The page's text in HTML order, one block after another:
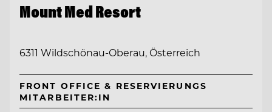
Mount Med Resort
6311 Wildschönau-Oberau, Österreich
FRONT OFFICE & RESERVIERUNGS
MITARBEITER:IN